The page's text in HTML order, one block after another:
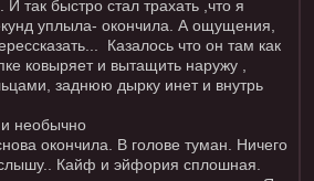
И так быстро стал трахать ,что я
уплыла- окончила. А ощущения,
Казалось что он там как
ковыряет и вытащить наружу ,
заднюю дырку инет и внутрь
и необычно
окончила. В голове туман. Ничего
Кайф и эйфория сплошная.